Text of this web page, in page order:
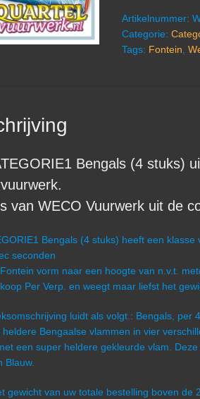
Artikelnummer:
Categorie:
Tags: Fontein
Bengals (4 stuks)
van WECO Vuurwerk uit de
Bengals (4 stuks) heeft een
seconden
vorm naar een hoogte van n.v.t.
Per Verp. en weegt maar liefst het
luidt als volgt.: Bengals, per
heldere Bengaalse vlammen in vier
een super heldere gekleurde vlam.
Blauw.
gewicht van uw totale bestelling boven